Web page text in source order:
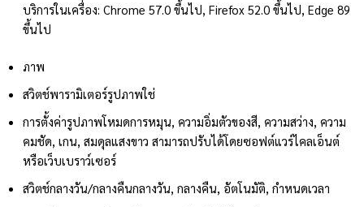
บริการในเครื่อง: Chrome 57.0 ขึ้นไป, Firefox 52.0 ขึ้นไป, Edge 89
ขึ้นไป
ภาพ
สวิตช์พารามิเตอร์รูปภาพใช่
การตั้งค่ารูปภาพโหมดการหมุน, ความอิ่มตัวของสี, ความสว่าง, ความ
คมชัด, เกน, สมดุลแสงขาว สามารถปรับได้โดยซอฟต์แวร์ไคลเอ็นต์
หรือเว็บเบราว์เซอร์
สวิตช์กลางวัน/กลางคืนกลางวัน, กลางคืน, อัตโนมัติ, กำหนดเวลา